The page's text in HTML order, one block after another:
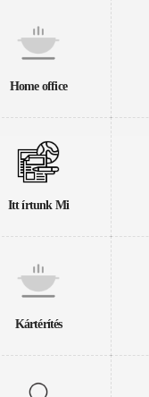
Home office
Itt írtunk Mi
Kártérítés